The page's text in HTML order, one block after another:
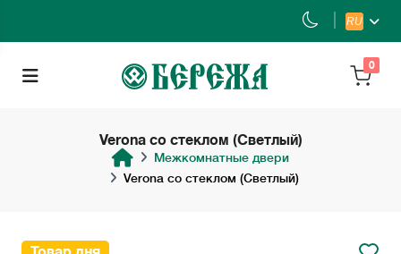
RU
0
Verona со стеклом (Светлый)
Межкомнатные двери
Verona со стеклом (Светлый)